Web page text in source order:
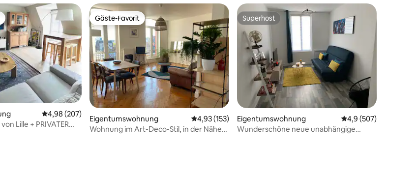
von Lille 7 Minuten entfernt
Durchschnittliche Bewertung: 4,98 von 5, 207 Bewertungen
4,98 (207)
Lille + PRIVATER
Gäste-Favorit
Gäste-Favorit
Eigentumswohnung Durchschnittliche Bewertung: 4,93 von 5, 153 Bewertungen
4,93 (153)
Wohnung im Art-Deco-Stil, in der Nähe
Superhost
Superhost
Eigentumswohnung Durchschnittliche
4,9 (507)
Wunderschöne neue unabhängige